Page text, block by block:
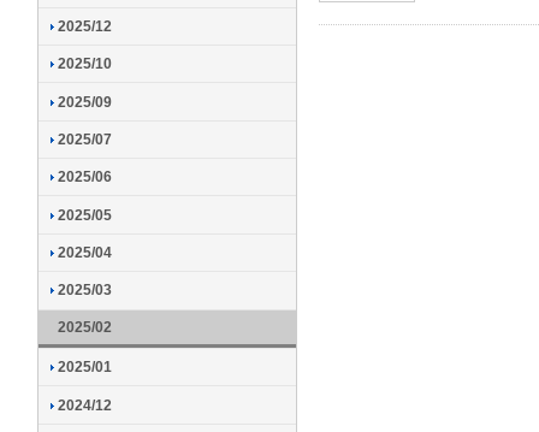
2025/12
2025/10
2025/09
2025/07
2025/06
2025/05
2025/04
2025/03
2025/02
2025/01
2024/12